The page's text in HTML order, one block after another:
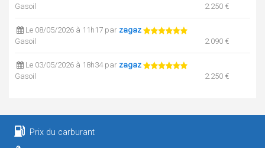
Gasoil
2.250 €
Le 08/05/2026 à 11h17 par zagaz
Gasoil
2.090 €
Le 03/05/2026 à 18h34 par zagaz
Gasoil
2.250 €
Le 07/04/2026 à 18h47 par
Gasoil
Prix du carburant